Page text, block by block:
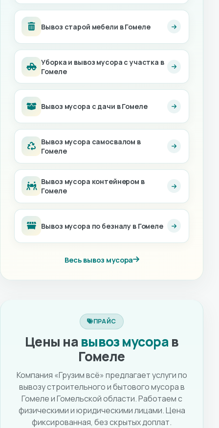
Вывоз старой мебели в Гомеле
Уборка и вывоз мусора с участка в
Гомеле
Вывоз мусора с дачи в Гомеле
Вывоз мусора самосвалом в
Гомеле
Вывоз мусора контейнером в
Гомеле
Вывоз мусора по безналу в Гомеле
Весь вывоз мусора
ПРАЙС
Цены на вывоз мусора в
Гомеле
Компания «Грузим всё» предлагает услуги по
вывозу строительного и бытового мусора в
Гомеле и Гомельской области. Работаем с
физическими и юридическими лицами. Цена
фиксированная, без скрытых доплат.